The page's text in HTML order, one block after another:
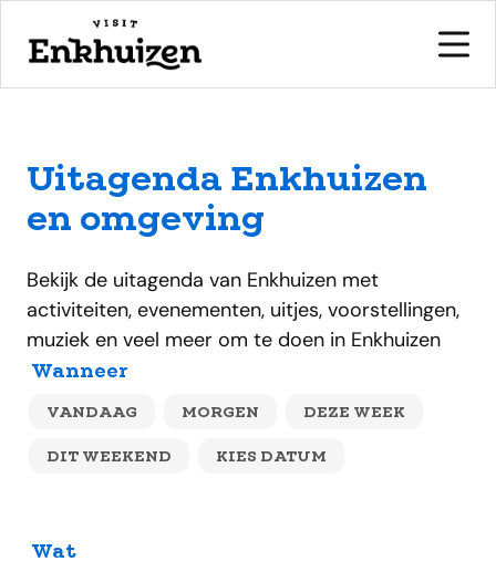
naar de inhoud
Uitagenda Enkhuizen
en omgeving
Bekijk de uitagenda van Enkhuizen met
activiteiten, evenementen, uitjes, voorstellingen,
muziek en veel meer om te doen in Enkhuizen
Evementen
Wanneer
VANDAAG MORGEN DEZE WEEK
DIT WEEKEND KIES DATUM
Wat